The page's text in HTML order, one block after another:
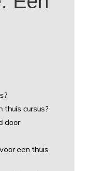
thuis cursus?
door
een thuis